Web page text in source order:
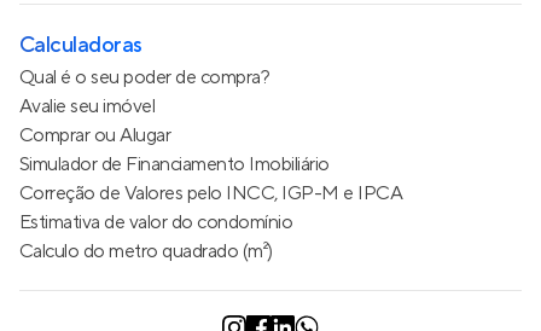
Calculadoras
Qual é o seu poder de compra?
Avalie seu imóvel
Comprar ou Alugar
Simulador de Financiamento Imobiliário
Correção de Valores pelo INCC, IGP-M e IPCA
Estimativa de valor do condomínio
Calculo do metro quadrado (m²)